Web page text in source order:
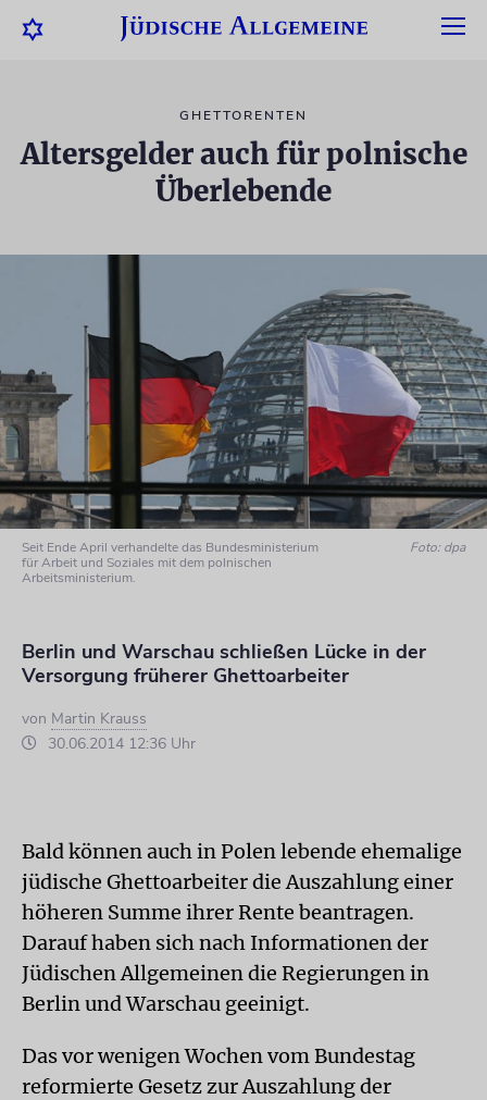
GHETTORENTEN
Altersgelder auch für polnische
Überlebende
Seit Ende April verhandelte das Bundesministerium
für Arbeit und Soziales mit dem polnischen
Arbeitsministerium.
Foto: dpa
Berlin und Warschau schließen Lücke in der
Versorgung früherer Ghettoarbeiter
von Martin Krauss
30.06.2014 12:36 Uhr
Bald können auch in Polen lebende ehemalige
jüdische Ghettoarbeiter die Auszahlung einer
höheren Summe ihrer Rente beantragen.
Darauf haben sich nach Informationen der
Jüdischen Allgemeinen die Regierungen in
Berlin und Warschau geeinigt.
Das vor wenigen Wochen vom Bundestag
reformierte Gesetz zur Auszahlung der